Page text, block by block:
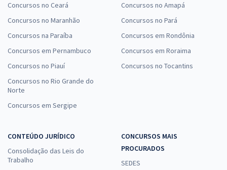
Concursos no Ceará
Concursos no Maranhão
Concursos na Paraíba
Concursos em Pernambuco
Concursos no Piauí
Concursos no Rio Grande do
Norte
Concursos em Sergipe
Concursos no Amapá
Concursos no Pará
Concursos em Rondônia
Concursos em Roraima
Concursos no Tocantins
CONTEÚDO JURÍDICO
Consolidação das Leis do
Trabalho
CONCURSOS MAIS
PROCURADOS
SEDES